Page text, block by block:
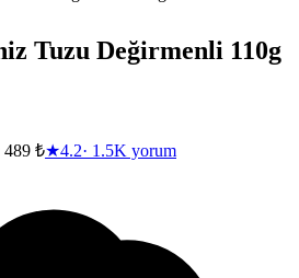
Tuzu Değirmenli 110g
489 ₺★4.2· 1.5K yorum